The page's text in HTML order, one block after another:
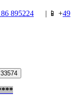
895224 | 📱 +49